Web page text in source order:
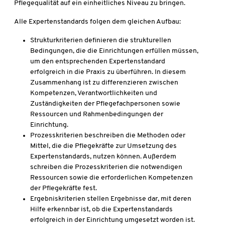
Pflegequalität auf ein einheitliches Niveau zu bringen.
Alle Expertenstandards folgen dem gleichen Aufbau:
Strukturkriterien definieren die strukturellen
Bedingungen, die die Einrichtungen erfüllen müssen,
um den entsprechenden Expertenstandard
erfolgreich in die Praxis zu überführen. In diesem
Zusammenhang ist zu differenzieren zwischen
Kompetenzen, Verantwortlichkeiten und
Zuständigkeiten der Pflegefachpersonen sowie
Ressourcen und Rahmenbedingungen der
Einrichtung.
Prozesskriterien beschreiben die Methoden oder
Mittel, die die Pflegekräfte zur Umsetzung des
Expertenstandards, nutzen können. Außerdem
schreiben die Prozesskriterien die notwendigen
Ressourcen sowie die erforderlichen Kompetenzen
der Pflegekräfte fest.
Ergebniskriterien stellen Ergebnisse dar, mit deren
Hilfe erkennbar ist, ob die Expertenstandards
erfolgreich in der Einrichtung umgesetzt worden ist.